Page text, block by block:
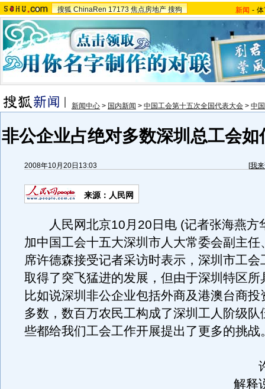
搜狐 ChinaRen 17173 焦点房地产 搜狗 新闻 -
新闻中心 > 国内新闻 > 中国工会第十五次全国代表大会 > 中
非公企业占绝对多数深圳总工会如
2008年10月20日13:03 [我
来源：人民网
人民网北京10月20日电 (记者张海燕方
加中国工会十五大深圳市人大常委会副主任
席许德森接受记者采访时表示，深圳市工会
取得了突飞猛进的发展，但由于深圳特区所
比如说深圳非公企业包括外商及港澳台商投
多数，数百万农民工构成了深圳工人阶级队
些都给我们工会工作开展提出了更多的挑战
许
解释